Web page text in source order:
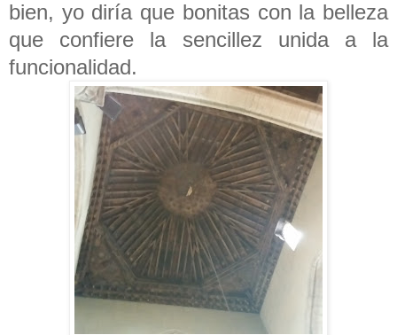
bien, yo diría que bonitas con la belleza
que confiere la sencillez unida a la
funcionalidad.